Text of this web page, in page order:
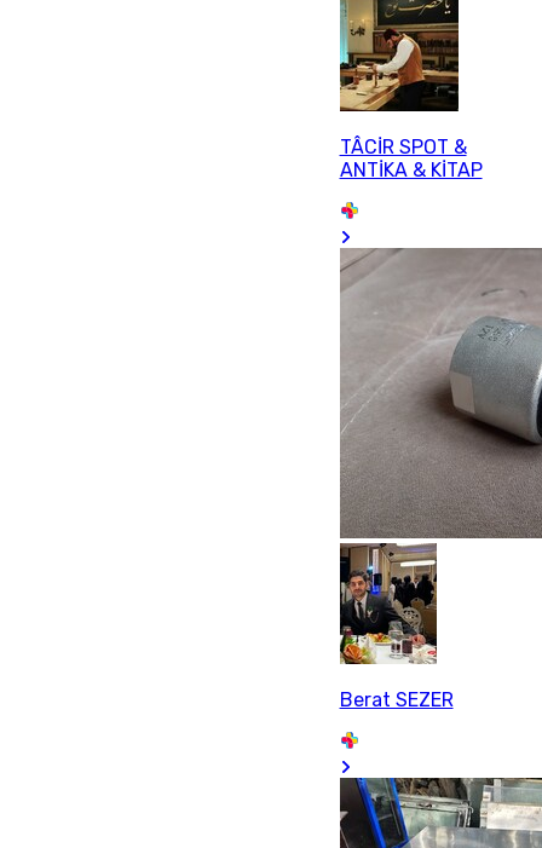
TÂCİR SPOT &
ANTİKA & KİTAP
Berat SEZER